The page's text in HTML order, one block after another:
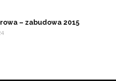
– zabudowa 2015